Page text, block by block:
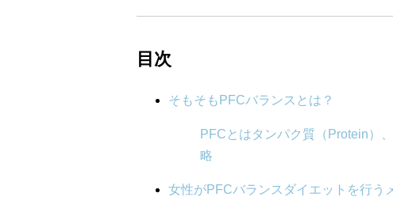
目次
そもそもPFCバランスとは？
PFCとはタンパク質（Protein）
略
女性がPFCバランスダイエットを行う